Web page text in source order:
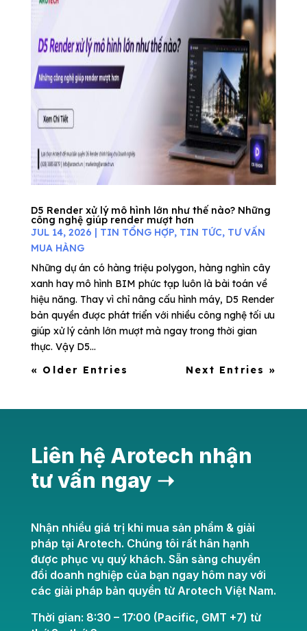
D5 Render xử lý mô hình lớn như thế nào? Những
công nghệ giúp render mượt hơn
JUL 14, 2026 | TIN TỔNG HỢP, TIN TỨC, TƯ VẤN
MUA HÀNG
Những dự án có hàng triệu polygon, hàng nghìn cây
xanh hay mô hình BIM phức tạp luôn là bài toán về
hiệu năng. Thay vì chỉ nâng cấu hình máy, D5 Render
bản quyền được phát triển với nhiều công nghệ tối ưu
giúp xử lý cảnh lớn mượt mà ngay trong thời gian
thực. Vậy D5...
« Older Entries
Next Entries »
Liên hệ Arotech nhận
tư vấn ngay ➝
Nhận nhiều giá trị khi mua sản phẩm & giải
pháp tại Arotech. Chúng tôi rất hân hạnh
được phục vụ quý khách. Sẵn sàng chuyển
đổi doanh nghiệp của bạn ngay hôm nay với
các giải pháp bản quyền từ Arotech Việt Nam.
Thời gian: 8:30 – 17:00 (Pacific, GMT +7) từ